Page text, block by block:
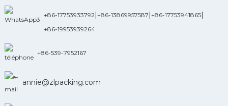
+86-17753933792| +86-13869957587 +86-17753941865|
+86-19953939264
+86-539-7952167
annie@zlpacking.com